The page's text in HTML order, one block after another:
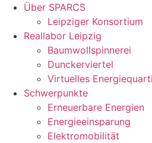
Über SPARCS
Leipziger Konsortium
Reallabor Leipzig
Baumwollspinnerei
Dunckerviertel
Virtuelles
Schwerpunkte
Erneuerbare Energien
Energieeinsparung
Elektromobilität